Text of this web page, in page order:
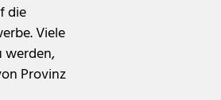
die
Viele
werden,
Provinz